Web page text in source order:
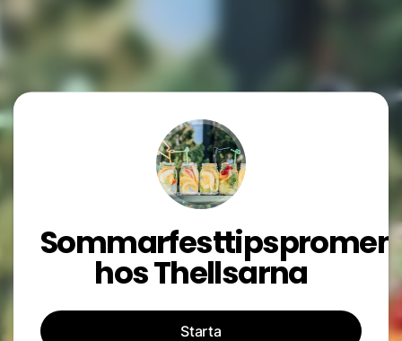
hos Thellsarna
Starta